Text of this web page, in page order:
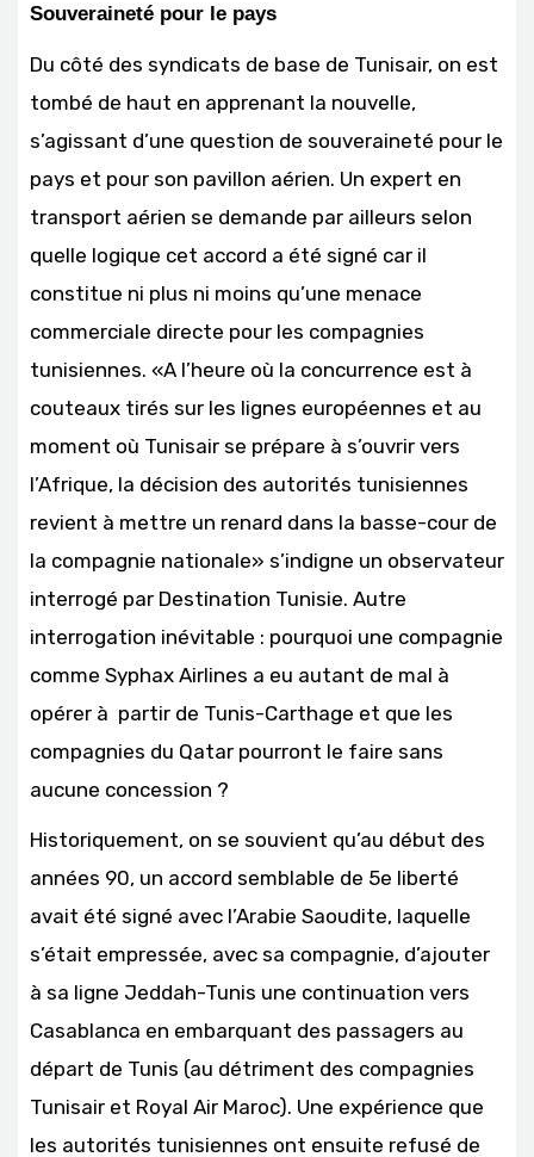
Souveraineté pour le pays
Du côté des syndicats de base de Tunisair, on est
tombé de haut en apprenant la nouvelle,
s’agissant d’une question de souveraineté pour le
pays et pour son pavillon aérien. Un expert en
transport aérien se demande par ailleurs selon
quelle logique cet accord a été signé car il
constitue ni plus ni moins qu’une menace
commerciale directe pour les compagnies
tunisiennes. «A l’heure où la concurrence est à
couteaux tirés sur les lignes européennes et au
moment où Tunisair se prépare à s’ouvrir vers
l’Afrique, la décision des autorités tunisiennes
revient à mettre un renard dans la basse-cour de
la compagnie nationale» s’indigne un observateur
interrogé par Destination Tunisie. Autre
interrogation inévitable : pourquoi une compagnie
comme Syphax Airlines a eu autant de mal à
opérer à partir de Tunis-Carthage et que les
compagnies du Qatar pourront le faire sans
aucune concession ?
Historiquement, on se souvient qu’au début des
années 90, un accord semblable de 5e liberté
avait été signé avec l’Arabie Saoudite, laquelle
s’était empressée, avec sa compagnie, d’ajouter
à sa ligne Jeddah-Tunis une continuation vers
Casablanca en embarquant des passagers au
départ de Tunis (au détriment des compagnies
Tunisair et Royal Air Maroc). Une expérience que
les autorités tunisiennes ont ensuite refusé de